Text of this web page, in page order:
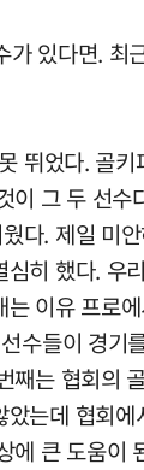
있다면. 최
뛰었다. 골키
이 그 두 선수
다. 제일 미
히 했다. 우
는 이유 프로
수들이 경기
째는 협회의
는데 협회
에 큰 도움이